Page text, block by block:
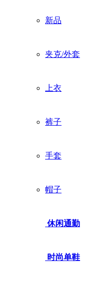
新品
夹克/外套
上衣
裤子
手套
帽子
休闲通勤
时尚单鞋